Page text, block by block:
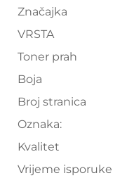
Značajka
VRSTA
Toner prah
Boja
Broj stranica
Oznaka:
Kvalitet
Vrijeme isporuke